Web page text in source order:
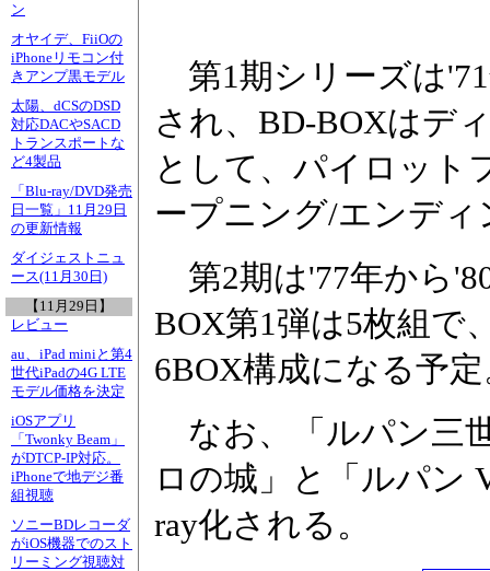
ン
オヤイデ、FiiOの
iPhoneリモコン付
きアンプ黒モデル
太陽、dCSのDSD
対応DACやSACD
トランスポートな
ど4製品
「Blu-ray/DVD発売
日一覧」11月29日
の更新情報
ダイジェストニュ
ース(11月30日)
【11月29日】
レビュー
au、iPad miniと第4
世代iPadの4G LTE
モデル価格を決定
iOSアプリ
「Twonky Beam」
がDTCP-IP対応。
iPhoneで地デジ番
組視聴
ソニーBDレコーダ
がiOS機器でのスト
リーミング視聴対
第1期シリーズは
され、BD-BOXはデ
として、パイロット
ープニング/エンデ
第2期は'77年から
BOX第1弾は5枚組で
6BOX構成になる予
なお、「ルパン三
ロの城」と「ルパン
ray化される。